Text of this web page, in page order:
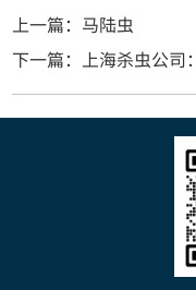
上一篇：马陆虫
下一篇：上海杀虫公司